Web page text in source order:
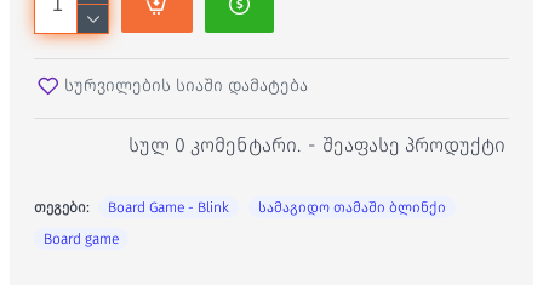
სულ 0 კომენტარი. - შეაფასე პროდუქტი
სურვილების სიაში დამატება
თეგები: Board Game - Blink
სამაგიდო თამაში ბლინქი
Board game